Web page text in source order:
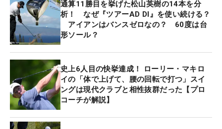
通算11勝目を挙げた松山英樹の14本を分
析！ なぜ『ツアーAD DI』を使い続ける？
アイアンはバンスゼロなの？ 60度は台
形ソール？
史上6人目の快挙達成！ ローリー・マキロ
イの「体で上げて、腰の回転で打つ」スイ
ングは現代クラブと相性抜群だった【プロ
コーチが解説】